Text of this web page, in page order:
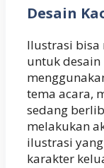
Desain
Ilustrasi
untuk
tema acara,
sedang
melakukan
ilustrasi
karakter